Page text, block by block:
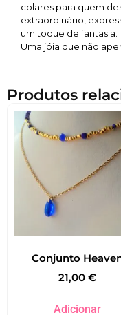
colares para quem
extraordinário,
um toque de fantasia.
Uma jóia que não
Produtos
Conjunto
21,00 €
Adicionar